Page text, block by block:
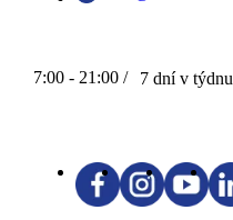
7:00 - 21:00 / 7 dní v týdnu